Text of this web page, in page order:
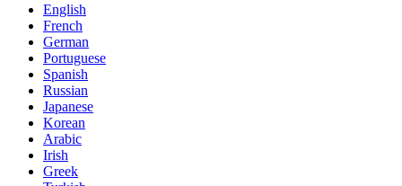
English
French
German
Portuguese
Spanish
Russian
Japanese
Korean
Arabic
Irish
Greek